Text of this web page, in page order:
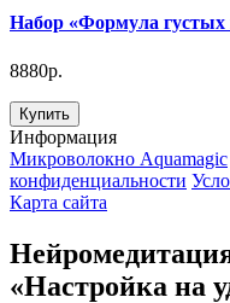
Набор «Формула густых
8880р.
Купить
Информация
Микроволокно Aquamagic
конфиденциальности
Карта сайта
«Настройка на